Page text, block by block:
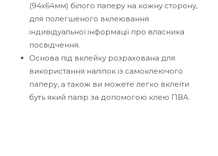
(94х64мм) білого паперу на кожну сторону,
для полегшеного вклеювання
індивідуальної інформації про власника
посвідчення.
Основа під вклейку розрахована для
використання наліпок із самоклеючого
паперу, а також ви можете легко вклеїти
буть який папір за допомогою клею ПВА.